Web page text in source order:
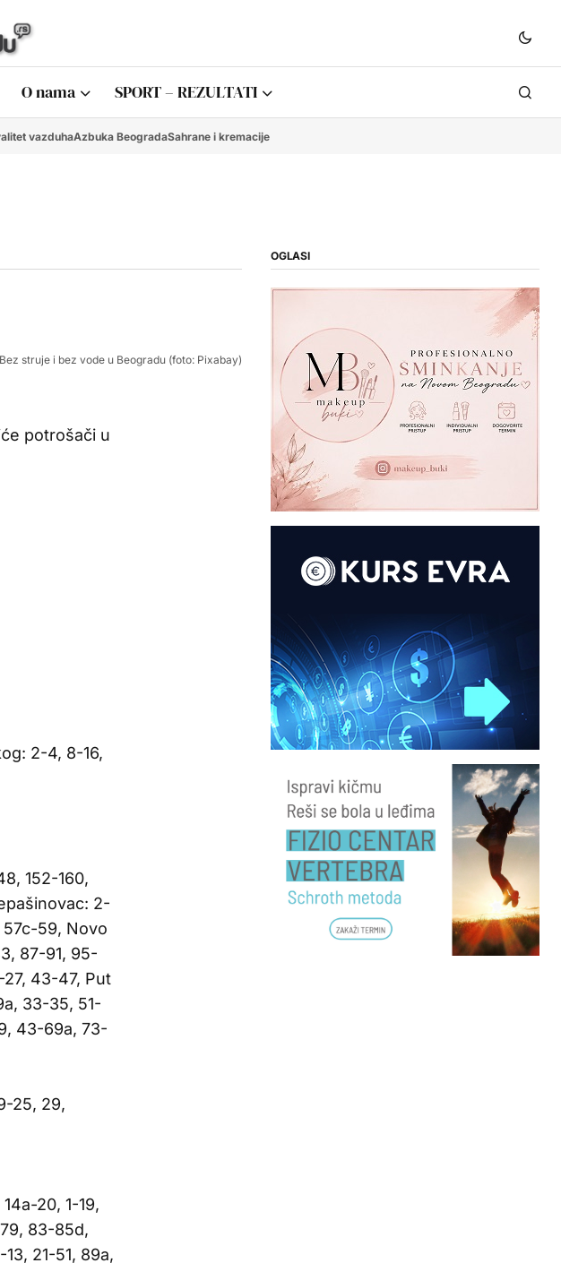
O nama SPORT – REZULTATI
vazduhaAzbuka BeogradaSahrane i kremacije
Bez struje i bez vode u Beogradu (foto: Pixabay)
potrošači u
2-4, 8-16,
152-160,
2-
57c-59, Novo
87-91, 95-
43-47, Put
33-35, 51-
43-69a, 73-
25, 29,
20, 1-19,
83-85d,
21-51, 89a,
OGLASI